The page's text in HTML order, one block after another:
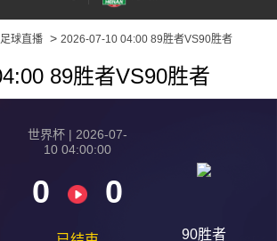
足球直播> 2026-07-10 04:00 89胜者VS90胜者
89胜者VS90胜者
世界杯 | 2026-07-
10 04:00:00
0 0
90胜者